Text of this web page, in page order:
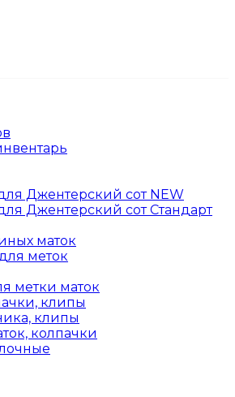
Джентерский сот NEW
Джентерский сот Стандарт
маток
меток
метки маток
клипы
клипы
колпачки